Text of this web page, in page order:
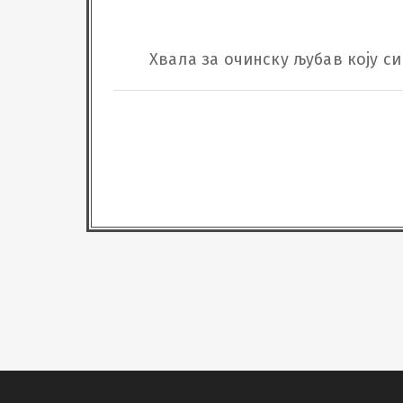
Хвала за очинску љубав коју